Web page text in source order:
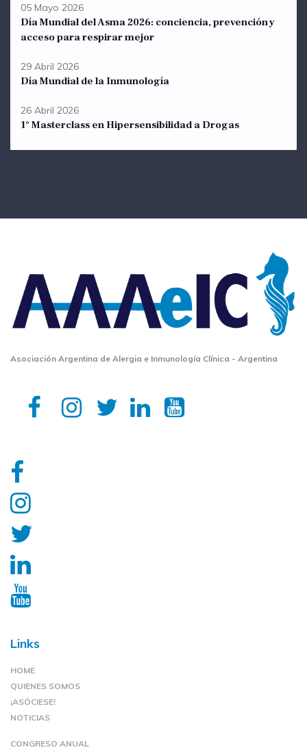
05 Mayo 2026
Día Mundial del Asma 2026: conciencia, prevención y
acceso para respirar mejor
29 Abril 2026
Día Mundial de la Inmunología
26 Abril 2026
1° Masterclass en Hipersensibilidad a Drogas
Asociación Argentina de Alergia e Inmunología Clínica - Argentina
Links
HOME
QUIENES SOMOS
¡ASÓCIESE!
NOTICIAS
CONGRESO ANUAL